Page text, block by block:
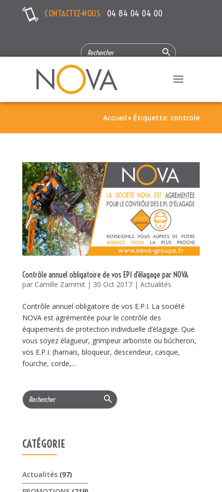
CONTACTEZ-NOUS 04 84 04 04 00
SEARCH
FOR:
Search Button
Accueil  Étiquette: controle
Contrôle annuel obligatoire de vos EPI d’élagage par NOVA
par Camille Zammit| 30 Oct 2017| Actualités
Contrôle annuel obligatoire de vos E.P.I. La société
NOVA est agrémentée pour le contrôle des
équipements de protection individuelle d’élagage. Que
vous soyez élagueur, grimpeur arboriste ou bûcheron,
vos E.P.I. (harnais, bloqueur, descendeur, casque,
fourche, corde,...
Search
for:
Search Button
CATÉGORIE
Actualités(97)